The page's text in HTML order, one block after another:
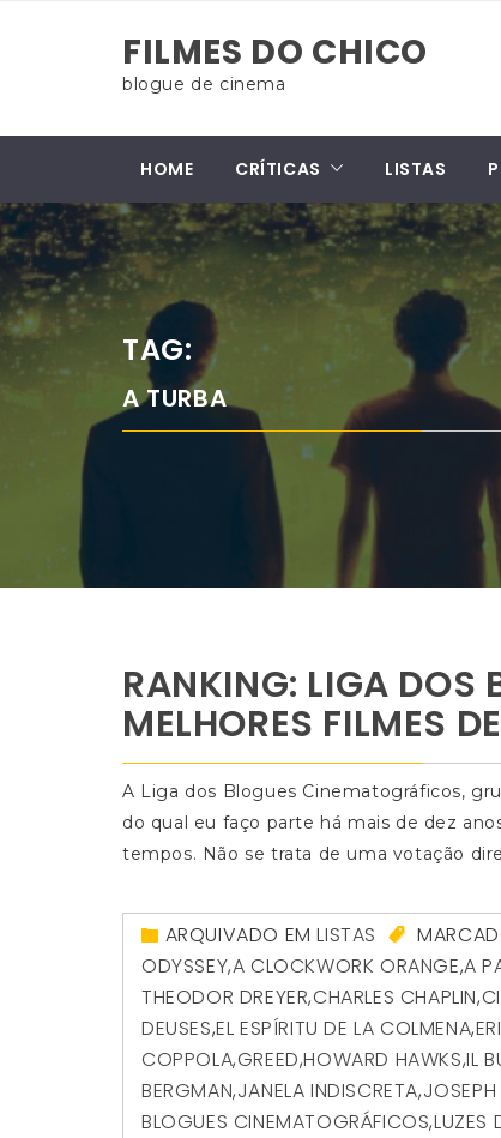
FILMES DO CHICO
blogue de cinema
HOME CRÍTICAS LISTAS
TAG:
A TURBA
RANKING: LIGA DOS
MELHORES FILMES
A Liga dos Blogues Cinematográficos,
do qual eu faço parte há mais de dez
tempos. Não se trata de uma votação
ARQUIVADO EMLISTAS
ODYSSEY,A CLOCKWORK ORANGE,A
THEODOR DREYER,CHARLES CHAPLIN,
DEUSES,EL ESPÍRITU DE LA COLMENA,
COPPOLA,GREED,HOWARD HAWKS,IL
BERGMAN,JANELA INDISCRETA,JOSEPH
BLOGUES CINEMATOGRÁFICOS,LUZES